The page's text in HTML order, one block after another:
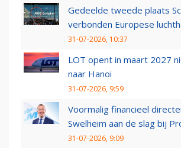
Gedeelde tweede plaats
verbonden Europese
31-07-2026, 10:37
LOT opent in maart 2027
naar Hanoi
31-07-2026, 9:59
Voormalig financieel
Swelheim aan de slag bij
31-07-2026, 9:09